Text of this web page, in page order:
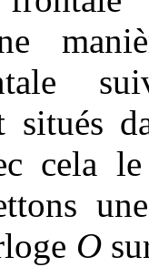
situés
cela
O